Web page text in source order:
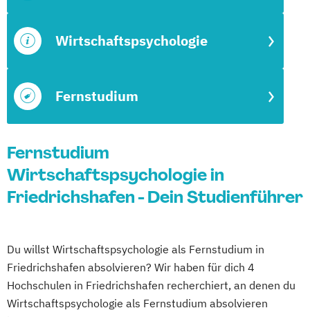
Fernstudium
Wirtschaftspsychologie
Fernstudium
Wirtschaftspsychologie in
Friedrichshafen - Dein Studienführer
Du willst Wirtschaftspsychologie als Fernstudium in
Friedrichshafen absolvieren? Wir haben für dich 4
Hochschulen in Friedrichshafen recherchiert, an denen du
Wirtschaftspsychologie als Fernstudium absolvieren